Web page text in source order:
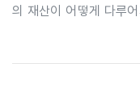
의 재산이 어떻게 다루